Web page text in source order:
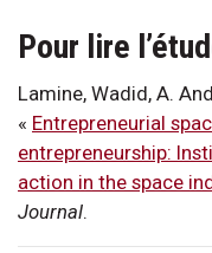
Pour lire
Lamine, Wadid, A.
« Entrepreneurial
entrepreneurship:
action in the space
Journal.